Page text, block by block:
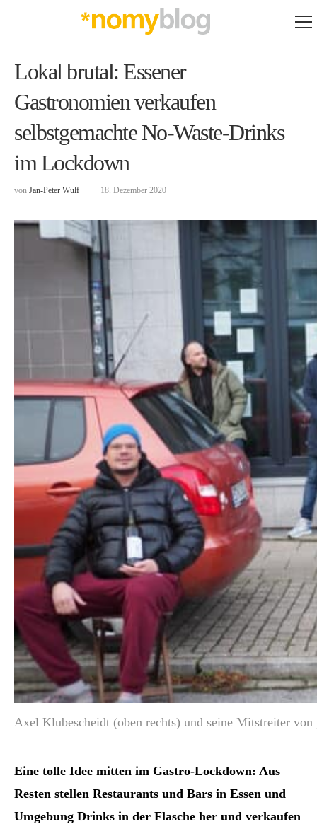
Lokal brutal: Essener
Gastronomien verkaufen
selbstgemachte No-Waste-Drinks
im Lockdown
von Jan-Peter Wulf 18. Dezember 2020
Axel Klubescheidt (oben rechts) und seine Mitstreiter
Eine tolle Idee mitten im Gastro-Lockdown: Aus
Resten stellen Restaurants und Bars in Essen und
Umgebung Drinks in der Flasche her und verkaufen